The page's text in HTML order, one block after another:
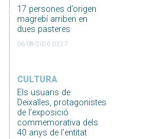
17 persones d’origen
magrebí arriben en
dues pasteres
06/08/2026 03:27
CULTURA
Els usuaris de
Deixalles, protagonistes
de l’exposició
commemorativa dels
40 anys de l’entitat